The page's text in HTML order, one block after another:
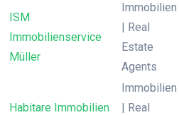
ISM
Immobilienservice
Müller
Immobilien
| Real
Estate
Agents
Habitare Immobilien
Immobilien
| Real